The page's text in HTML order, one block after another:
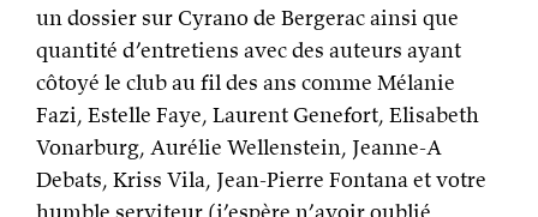
un dossier sur Cyrano de Bergerac ainsi que
quantité d’entretiens avec des auteurs ayant
côtoyé le club au fil des ans comme Mélanie
Fazi, Estelle Faye, Laurent Genefort, Elisabeth
Vonarburg, Aurélie Wellenstein, Jeanne-A
Debats, Kriss Vila, Jean-Pierre Fontana et votre